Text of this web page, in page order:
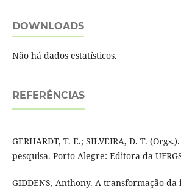
DOWNLOADS
Não há dados estatísticos.
REFERÊNCIAS
GERHARDT, T. E.; SILVEIRA, D. T.
pesquisa. Porto Alegre: Editora da
GIDDENS, Anthony. A transformação